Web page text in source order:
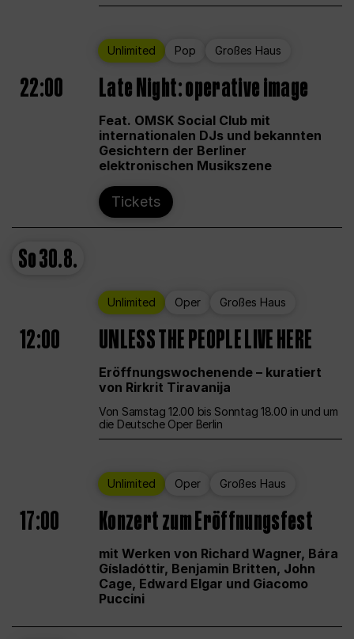
Unlimited Pop Großes Haus
22:00 Late Night: operative image
Feat. OMSK Social Club mit
internationalen DJs und bekannten
Gesichtern der Berliner
elektronischen Musikszene
Tickets
So30.8.
Unlimited Oper Großes Haus
12:00 UNLESS THE PEOPLE LIVE HERE
Eröffnungswochenende – kuratiert
von Rirkrit Tiravanija
Von Samstag 12.00 bis Sonntag 18.00 in und um
die Deutsche Oper Berlin
Unlimited Oper Großes Haus
17:00 Konzert zum Eröffnungsfest
mit Werken von Richard Wagner, Bára
Gísladóttir, Benjamin Britten, John
Cage, Edward Elgar und Giacomo
Puccini